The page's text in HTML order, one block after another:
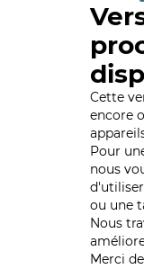
Cette
encore
Pour
nous
ou une
Nous
Merci